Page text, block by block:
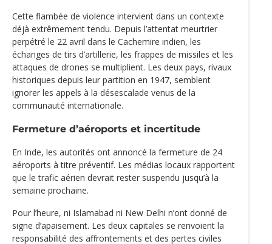
Cette flambée de violence intervient dans un contexte
déjà extrêmement tendu. Depuis l’attentat meurtrier
perpétré le 22 avril dans le Cachemire indien, les
échanges de tirs d’artillerie, les frappes de missiles et les
attaques de drones se multiplient. Les deux pays, rivaux
historiques depuis leur partition en 1947, semblent
ignorer les appels à la désescalade venus de la
communauté internationale.
Fermeture d’aéroports et incertitude
En Inde, les autorités ont annoncé la fermeture de 24
aéroports à titre préventif. Les médias locaux rapportent
que le trafic aérien devrait rester suspendu jusqu’à la
semaine prochaine.
Pour l’heure, ni Islamabad ni New Delhi n’ont donné de
signe d’apaisement. Les deux capitales se renvoient la
responsabilité des affrontements et des pertes civiles